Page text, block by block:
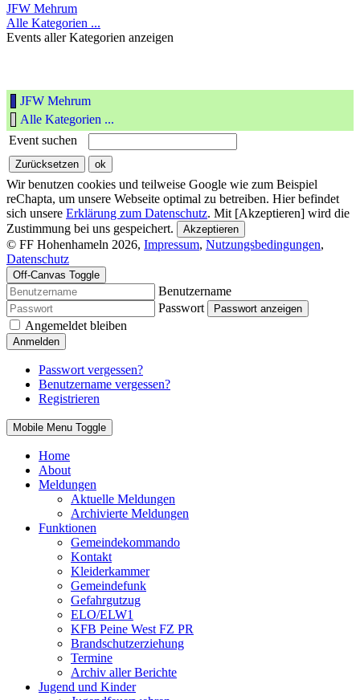
JFW Mehrum
Alle Kategorien ...
Events aller Kategorien anzeigen
JFW Mehrum
Alle Kategorien ...
Event suchen
Wir benutzen cookies und teilweise Google wie zum Beispiel
reChapta, um unsere Webseite optimal zu betreiben. Hier befindet
sich unsere Erklärung zum Datenschutz. Mit [Akzeptieren] wird die
Zustimmung bei uns gespeichert.
Akzeptieren
© FF Hohenhameln 2026, Impressum, Nutzungsbedingungen,
Datenschutz
Off-Canvas Toggle
Benutzername
Passwort
Passwort anzeigen
Angemeldet bleiben
Anmelden
Passwort vergessen?
Benutzername vergessen?
Registrieren
Mobile Menu Toggle
Home
About
Meldungen
Aktuelle Meldungen
Archivierte Meldungen
Funktionen
Gemeindekommando
Kontakt
Kleiderkammer
Gemeindefunk
Gefahrgutzug
ELO/ELW1
KFB Peine West FZ PR
Brandschutzerziehung
Termine
Archiv aller Berichte
Jugend und Kinder